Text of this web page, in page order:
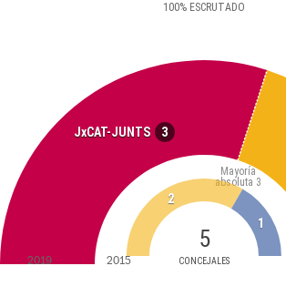
100% ESCRUTADO
JxCAT-JUNTS 3
5
CONCEJALES
Mayoría
absoluta 3
2
1
2019 2015